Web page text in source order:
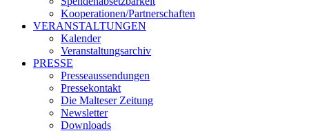
Kooperationen/Partnerschaften
VERANSTALTUNGEN
Kalender
Veranstaltungsarchiv
PRESSE
Presseaussendungen
Pressekontakt
Die Malteser Zeitung
Newsletter
Downloads